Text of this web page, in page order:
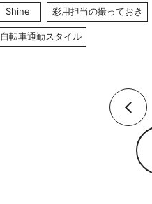
Shine 彩用担当の撮っておき
自転車通勤スタイル